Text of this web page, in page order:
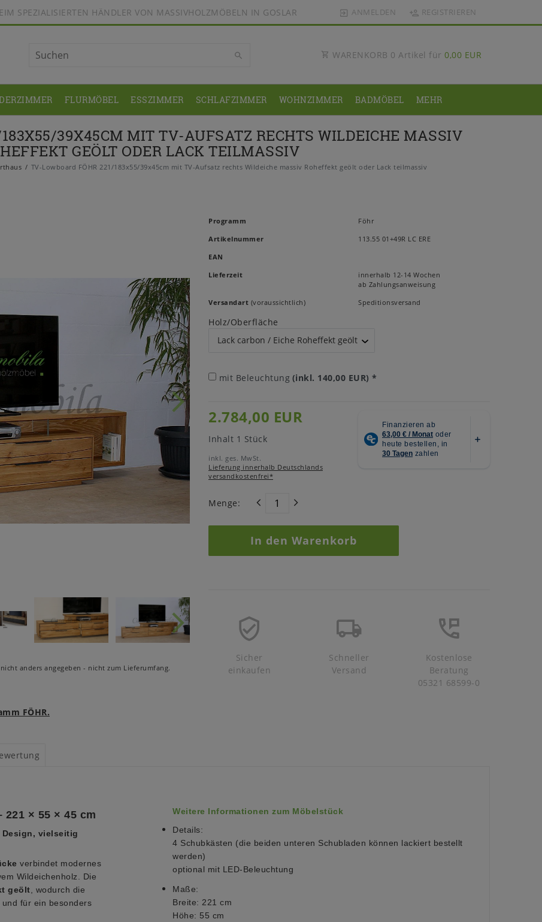
SPEZIALISIERTEN HÄNDLER VON MASSIVHOLZMÖBELN IN GOSLAR ANMELDEN REGISTRIEREN
WARENKORB 0 Artikel für 0,00 EUR
FLURMÖBEL ESSZIMMER SCHLAFZIMMER WOHNZIMMER BADMÖBEL MEHR
39X45CM MIT TV-AUFSATZ RECHTS WILDEICHE MASSIV
GEÖLT ODER LACK TEILMASSIV
TV-Lowboard FÖHR 221/183x55/39x45cm mit TV-Aufsatz rechts Wildeiche massiv Roheffekt geölt oder Lack teilmassiv
anders angegeben - nicht zum Lieferumfang.
Programm
Föhr
Artikelnummer
113.55 01+49R LC ERE
EAN
Lieferzeit
innerhalb 12-14 Wochen
ab Zahlungsanweisung
Versandart (voraussichtlich) Speditionsversand
Holz/Oberfläche
mit Beleuchtung (inkl. 140,00 EUR) *
2.784,00 EUR
Inhalt 1 Stück
inkl. ges. MwSt.
Lieferung innerhalb Deutschlands
versandkostenfrei*
Menge:
In den Warenkorb
Sicher
einkaufen
Schneller
Versand
Kostenlose
Beratung
05321 68599-0
FÖHR.
221 × 55 × 45 cm
vielseitig
verbindet modernes
Wildeichenholz. Die
geölt, wodurch die
für ein besonders
Weitere Informationen zum Möbelstück
Details:
4 Schubkästen (die beiden unteren Schubladen können lackiert bestellt
werden)
optional mit LED-Beleuchtung
Maße:
Breite: 221 cm
Höhe: 55 cm